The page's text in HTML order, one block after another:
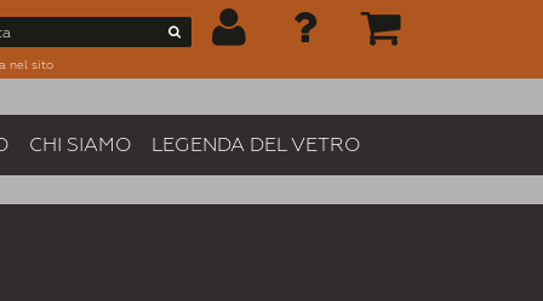
nel sito
CHI SIAMO LEGENDA DEL VETRO